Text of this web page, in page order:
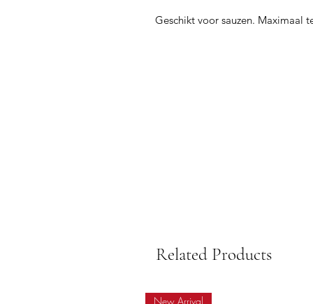
Related Products
New Arrival
Geschikt voor sauzen. Maximaal